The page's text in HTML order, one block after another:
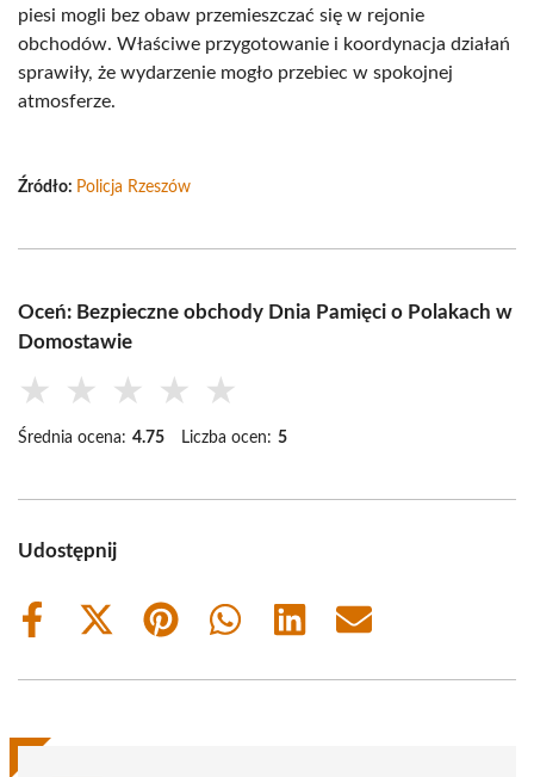
piesi mogli bez obaw przemieszczać się w rejonie
obchodów. Właściwe przygotowanie i koordynacja działań
sprawiły, że wydarzenie mogło przebiec w spokojnej
atmosferze.
Źródło: Policja Rzeszów
Oceń: Bezpieczne obchody Dnia Pamięci o Polakach w
Domostawie
★ ★ ★ ★ ★
Średnia ocena: 4.75 Liczba ocen: 5
Udostępnij
Share
Share
(Twitter)
Share
Share
Share
Share